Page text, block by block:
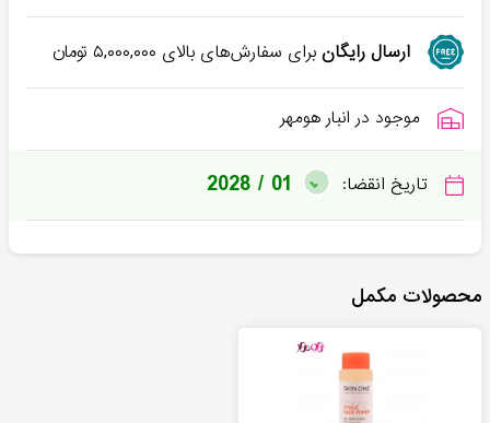
ارسال رایگانبرای سفارش‌های بالای ۵,۰۰۰,۰۰۰تومان
موجود در انبار هومهر
تاریخ انقضا: 2028 / 01
محصولات مکمل